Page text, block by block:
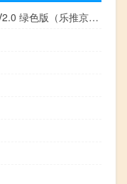
乐推京东抢购软件 V2.0 绿色版（乐推京东抢购软件 V2.0 绿色版功能简介）